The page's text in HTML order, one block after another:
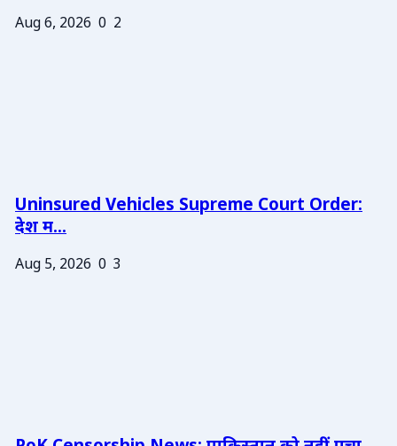
Aug 6, 2026 0 2
Uninsured Vehicles Supreme Court Order:
देश म...
Aug 5, 2026 0 3